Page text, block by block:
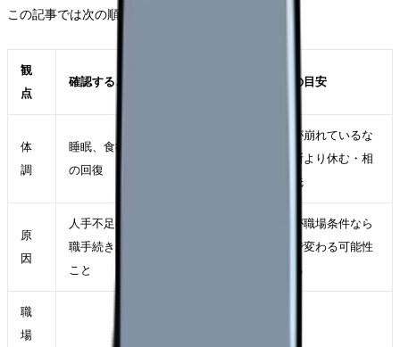
この記事では次の順番で整理します。
観
点
確認すること 判断の目安
体
調
睡眠、食欲、出勤前の反応、休日
の回復
体調が崩れているな
ら判断より休む・相
談が先
原
因
人手不足や引き止めで、正式な退
職手続きが先延ばしにされている
こと
原因が職場条件なら
転職で変わる可能性
がある
職
場